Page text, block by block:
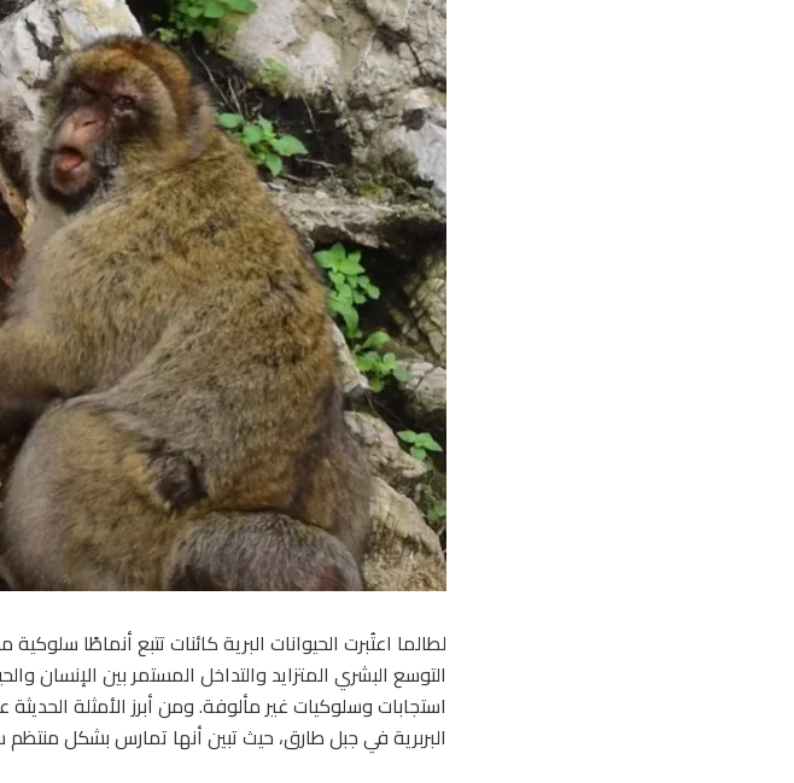
لطالما اعتُبرت الحيوانات البرية كائنات تتبع أنماطًا
التوسع البشري المتزايد والتداخل المستمر بين الإنسان
استجابات وسلوكيات غير مألوفة. ومن أبرز الأمثلة
البربرية في جبل طارق، حيث تبين أنها تمارس بشكل منتظم